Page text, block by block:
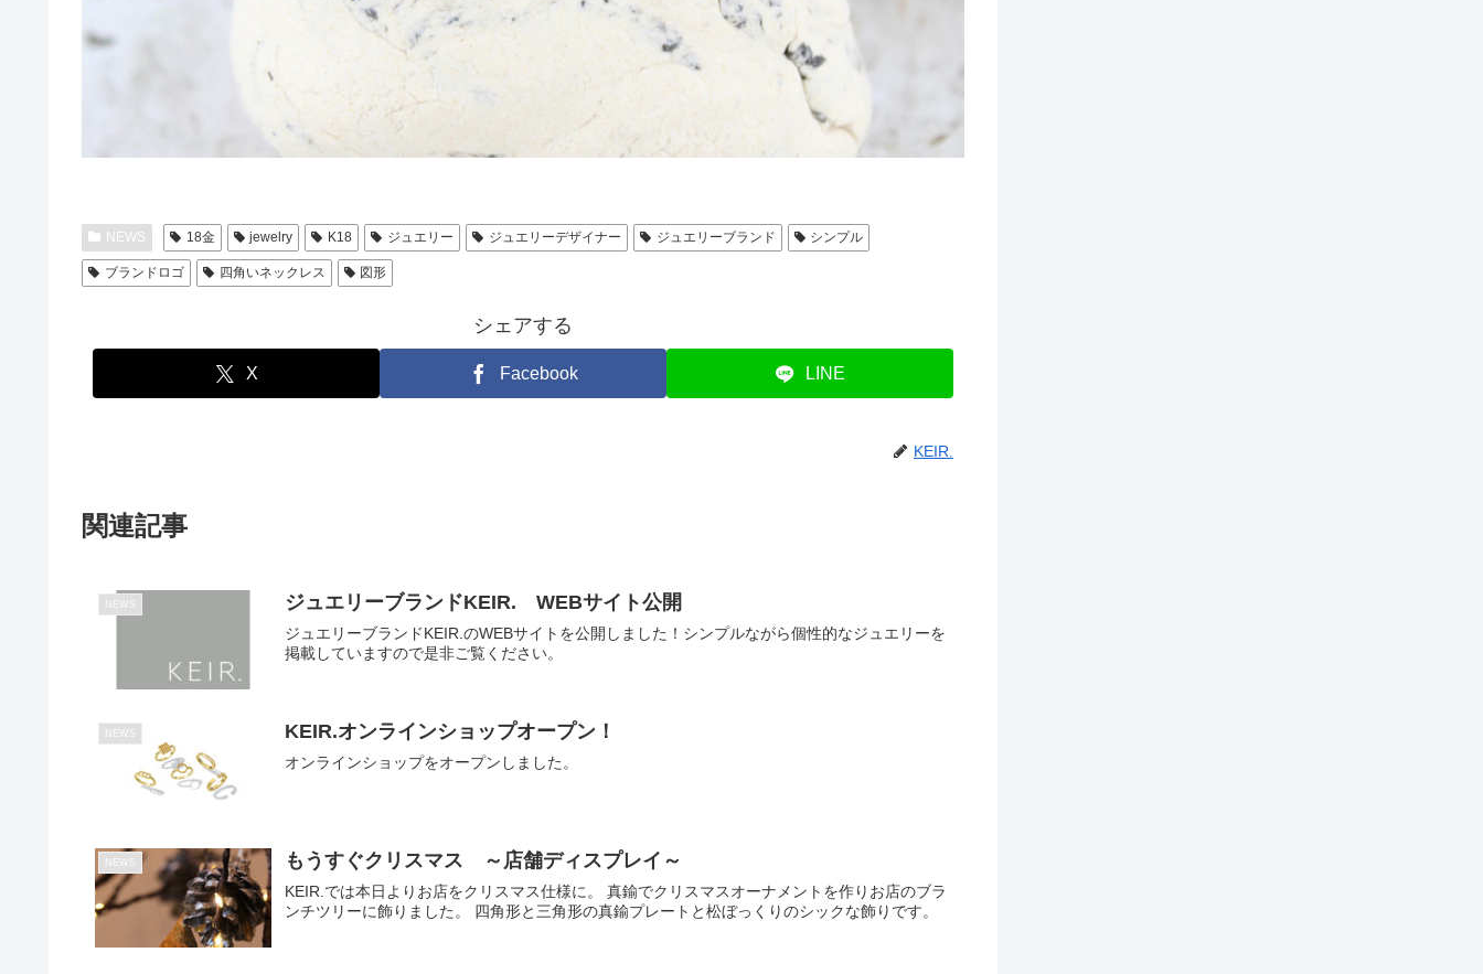
NEWS 18金 jewelry K18 ジュエリー ジュエリーデザイナー ジュエリーブランド シンプル
ブランドロゴ 四角いネックレス 図形
シェアする
X Facebook LINE
KEIR.
関連記事
NEWS ジュエリーブランドKEIR. WEBサイト公開
ジュエリーブランドKEIR.のWEBサイトを公開しました！シンプルながら個性的なジュエリーを
掲載していますので是非ご覧ください。
NEWS KEIR.オンラインショップオープン！
オンラインショップをオープンしました。
NEWS もうすぐクリスマス ～店舗ディスプレイ～
KEIR.では本日よりお店をクリスマス仕様に。 真鍮でクリスマスオーナメントを作りお店のブラ
ンチツリーに飾りました。 四角形と三角形の真鍮プレートと松ぼっくりのシックな飾りです。